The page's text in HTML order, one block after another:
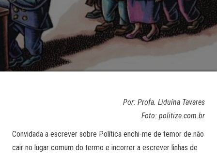
Por: Profa. Liduína Tavares
Foto: politize.com.br
Convidada a escrever sobre Política enchi-me de temor de não
cair no lugar comum do termo e incorrer a escrever linhas de